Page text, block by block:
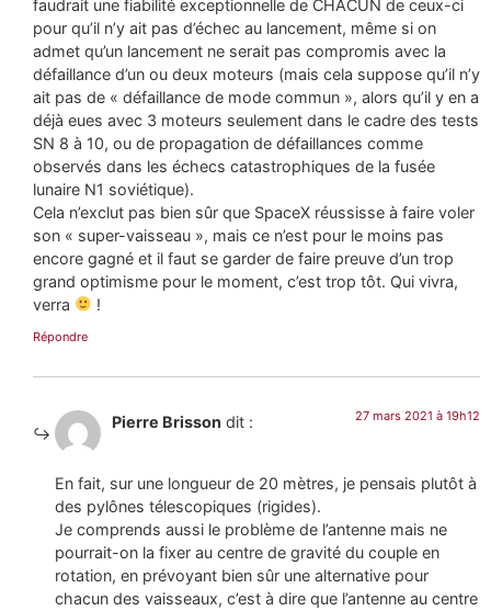
faudrait une fiabilité exceptionnelle de CHACUN de ceux-ci
pour qu’il n’y ait pas d’échec au lancement, même si on
admet qu’un lancement ne serait pas compromis avec la
défaillance d’un ou deux moteurs (mais cela suppose qu’il n’y
ait pas de « défaillance de mode commun », alors qu’il y en a
déjà eues avec 3 moteurs seulement dans le cadre des tests
SN 8 à 10, ou de propagation de défaillances comme
observés dans les échecs catastrophiques de la fusée
lunaire N1 soviétique).
Cela n’exclut pas bien sûr que SpaceX réussisse à faire voler
son « super-vaisseau », mais ce n’est pour le moins pas
encore gagné et il faut se garder de faire preuve d’un trop
grand optimisme pour le moment, c’est trop tôt. Qui vivra,
verra
!
Répondre
Pierre Brisson dit : 27 mars 2021 à 19h12
En fait, sur une longueur de 20 mètres, je pensais plutôt à
des pylônes télescopiques (rigides).
Je comprends aussi le problème de l’antenne mais ne
pourrait-on la fixer au centre de gravité du couple en
rotation, en prévoyant bien sûr une alternative pour
chacun des vaisseaux, c’est à dire que l’antenne au centre